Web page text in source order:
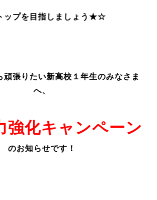
ップを目指しましょう★☆
頑張りたい新高校１年生のみなさま
へ、
強化キャンペーン
のお知らせです！